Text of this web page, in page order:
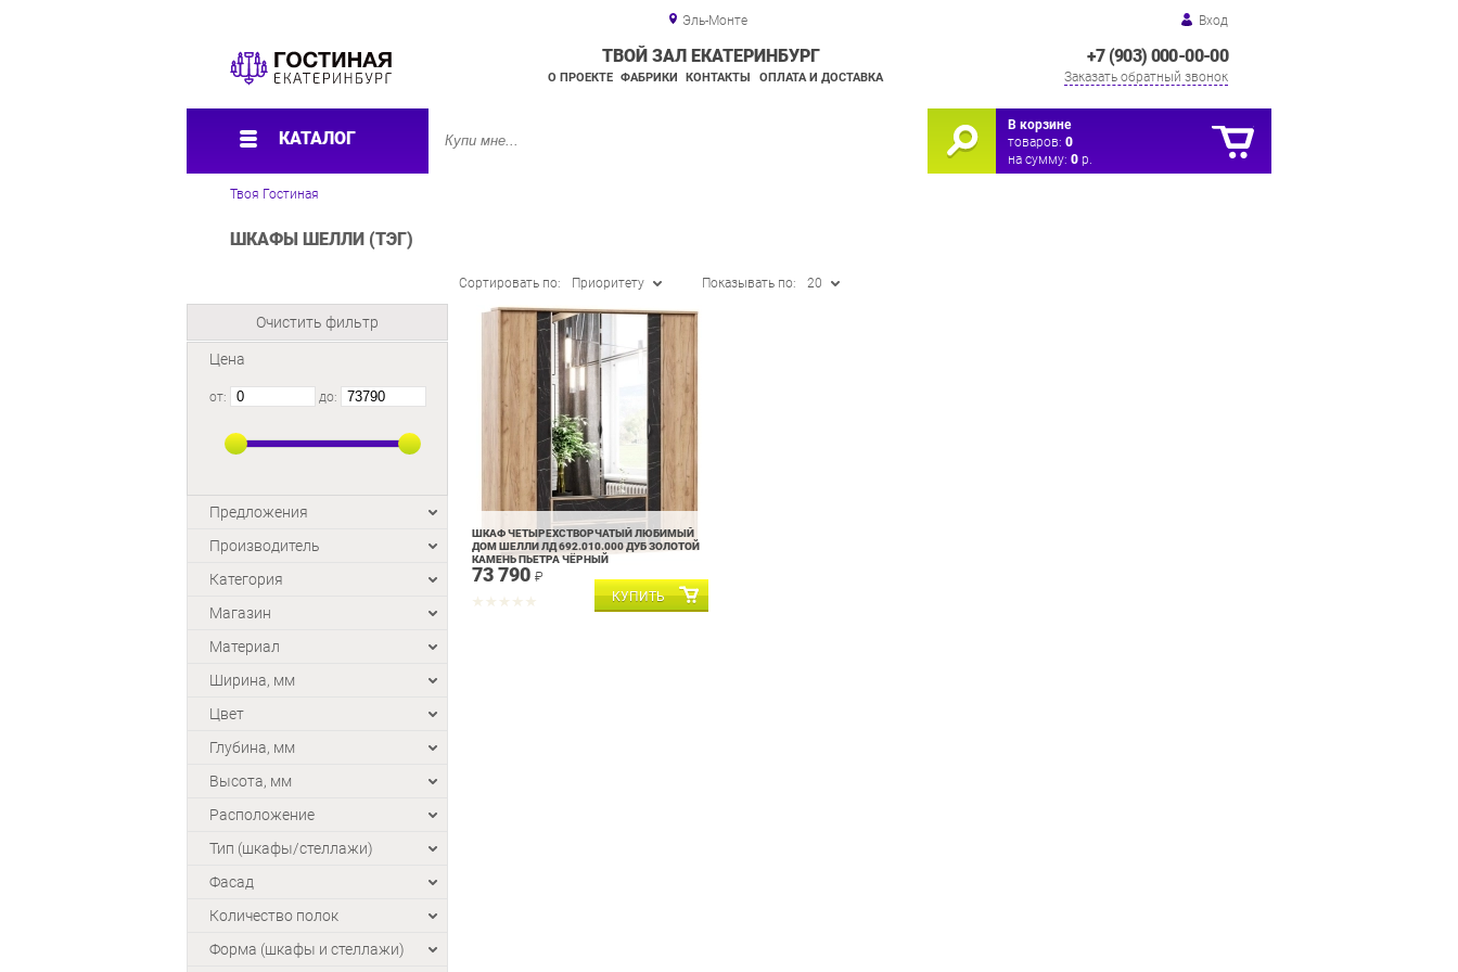
Эль-Монте Вход
+7 (903) 000-00-00
Заказать обратный звонок
ТВОЙ ЗАЛ ЕКАТЕРИНБУРГ
О ПРОЕКТЕ ФАБРИКИ КОНТАКТЫ ОПЛАТА И ДОСТАВКА
КАТАЛОГ
В корзине
товаров: 0
на сумму: 0 р.
Твоя Гостиная
ШКАФЫ ШЕЛЛИ (ТЭГ)
Очистить фильтр
Цена
от: до:
Предложения
Производитель
Категория
Магазин
Материал
Ширина, мм
Цвет
Глубина, мм
Высота, мм
Расположение
Тип (шкафы/стеллажи)
Фасад
Количество полок
Форма (шкафы и стеллажи)
Сортировать по: Приоритету Показывать по: 20
ШКАФ ЧЕТЫРЕХСТВОРЧАТЫЙ ЛЮБИМЫЙ
ДОМ ШЕЛЛИ ЛД 692.010.000 ДУБ ЗОЛОТОЙ
КАМЕНЬ ПЬЕТРА ЧЁРНЫЙ
73 790 ₽